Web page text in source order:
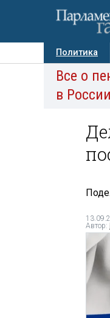
Политика
Авторы
Все о
в России
Автор: